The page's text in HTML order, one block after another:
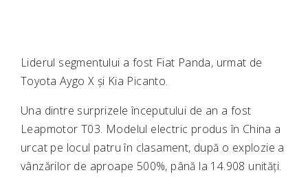
Liderul segmentului a fost Fiat Panda, urmat de
Toyota Aygo X și Kia Picanto.
Una dintre surprizele începutului de an a fost
Leapmotor T03. Modelul electric produs în China a
urcat pe locul patru în clasament, după o explozie a
vânzărilor de aproape 500%, până la 14.908 unități.